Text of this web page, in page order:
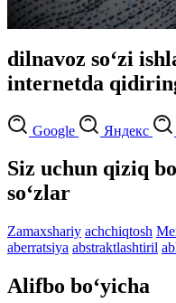
dilnavoz so‘zi
internetda
Google Яндекс
Siz uchun qiziq
so‘zlar
Zamaxshariy achchiqtosh
aberratsiya abstraktlashtiril
Alifbo bo‘yicha